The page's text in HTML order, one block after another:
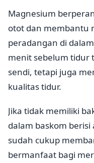
Magnesium
otot dan membantu
peradangan di
menit sebelum tidur
sendi, tetapi juga
kualitas tidur.
Jika tidak memiliki
dalam baskom
sudah cukup
bermanfaat bagi